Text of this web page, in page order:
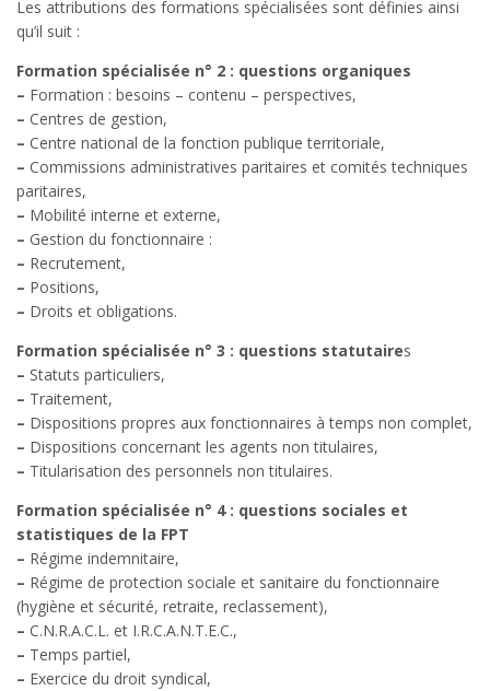
Les attributions des formations spécialisées sont définies ainsi
qu’il suit :
Formation spécialisée n° 2 : questions organiques
– Formation : besoins – contenu – perspectives,
– Centres de gestion,
– Centre national de la fonction publique territoriale,
– Commissions administratives paritaires et comités techniques
paritaires,
– Mobilité interne et externe,
– Gestion du fonctionnaire :
– Recrutement,
– Positions,
– Droits et obligations.
Formation spécialisée n° 3 : questions statutaires
– Statuts particuliers,
– Traitement,
– Dispositions propres aux fonctionnaires à temps non complet,
– Dispositions concernant les agents non titulaires,
– Titularisation des personnels non titulaires.
Formation spécialisée n° 4 : questions sociales et
statistiques de la FPT
– Régime indemnitaire,
– Régime de protection sociale et sanitaire du fonctionnaire
(hygiène et sécurité, retraite, reclassement),
– C.N.R.A.C.L. et I.R.C.A.N.T.E.C.,
– Temps partiel,
– Exercice du droit syndical,